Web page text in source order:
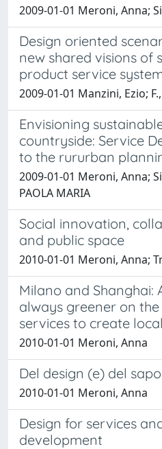
2009-01-01 Meroni, Anna;
Design oriented
new shared visions of
product service
2009-01-01 Manzini, Ezio;
Envisioning
countryside: Service
to the rururban
2009-01-01 Meroni, Anna;
PAOLA MARIA
Social innovation,
and public space
2010-01-01 Meroni, Anna;
Milano and Shanghai:
always greener on
services to create
2010-01-01 Meroni, Anna
Del design (e) del
2010-01-01 Meroni, Anna
Design for services
development